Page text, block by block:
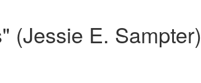
(Jessie E. Sampter)